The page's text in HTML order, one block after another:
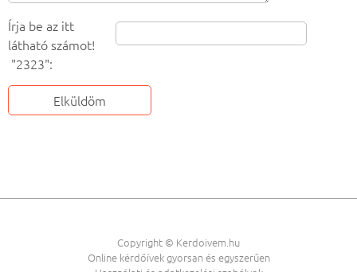
Írja be az itt
látható számot!
"2323":
Copyright © Kerdoivem.hu
Online kérdőívek gyorsan és egyszerűen